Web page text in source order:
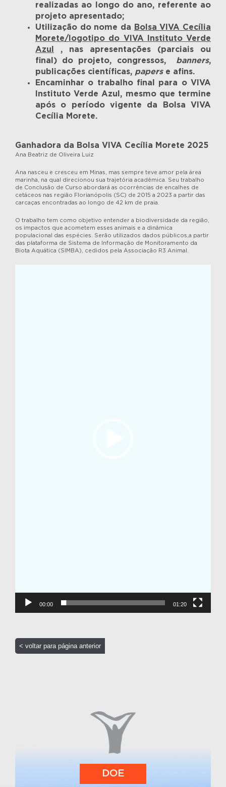
realizadas ao longo do ano, referente ao
projeto apresentado;
Utilização do nome da
Bolsa VIVA Cecília
Morete/logotipo do VIVA Instituto Verde
Azul
, nas apresentações (parciais ou
final) do projeto, congressos, banners,
publicações científicas, paperse afins.
Encaminhar o trabalho final para o VIVA
Instituto Verde Azul, mesmo que termine
após o período vigente da Bolsa VIVA
Cecília Morete.
Ganhadora da Bolsa VIVA Cecília Morete 2025
Ana Beatriz de Oliveira Luiz
Ana nasceu e cresceu em Minas, mas sempre teve amor pela área
marinha, na qual direcionou sua trajetória acadêmica. Seu trabalho
de Conclusão de Curso abordará as ocorrências de encalhes de
cetáceos nas região Florianópolis (SC) de 2015 a 2023 a partir das
carcaças encontradas ao longo de 42 km de praia.
O trabalho tem como objetivo entender a biodiversidade da região,
os impactos que acometem esses animais e a dinâmica
populacional das espécies. Serão utilizados dados públicos,a partir
das plataforma de Sistema de Informação de Monitoramento da
Biota Aquática (SIMBA), cedidos pela Associação R3 Animal.
00:00 01:20
< voltar para página anterior
DOE